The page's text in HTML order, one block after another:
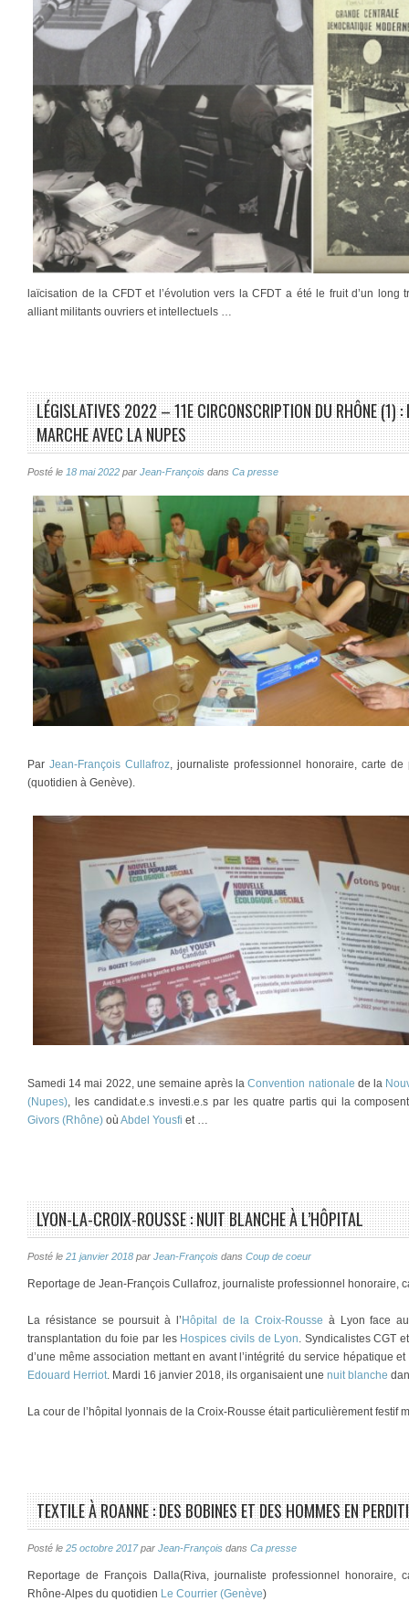
laïcisation de la CFDT et l’évolution vers la CFDT a été le fruit d’un long
alliant militants ouvriers et intellectuels …
LÉGISLATIVES 2022 – 11E CIRCONSCRIPTION DU RHÔNE (1) :
MARCHE AVEC LA NUPES
Posté le 18 mai 2022 par Jean-François dans Ca presse
Par Jean-François Cullafroz , journaliste professionnel honoraire, carte
(quotidien à Genève).
Samedi 14 mai 2022, une semaine après laConvention nationale de la
(Nupes), les candidat.e.s investi.e.s par les quatre partis qui la
Givors (Rhône) où Abdel Yousfi et …
LYON-LA-CROIX-ROUSSE : NUIT BLANCHE À L’HÔPITAL
Posté le 21 janvier 2018 par Jean-François dans Coup de coeur
Reportage de Jean-François Cullafroz, journaliste professionnel honoraire,
La résistance se poursuit à l’ Hôpital de la Croix-Rousse à Lyon face
transplantation du foie par les Hospices civils de Lyon. Syndicalistes CGT
d’une même association mettant en avant l’intégrité du service hépatique
Edouard Herriot. Mardi 16 janvier 2018, ils organisaient une nuit blanche
La cour de l’hôpital lyonnais de la Croix-Rousse était particulièrement festif
TEXTILE À ROANNE : DES BOBINES ET DES HOMMES EN
Posté le 25 octobre 2017 par Jean-François dans Ca presse
Reportage de François Dalla(Riva, journaliste professionnel honoraire,
Rhône-Alpes du quotidien Le Courrier (Genève)